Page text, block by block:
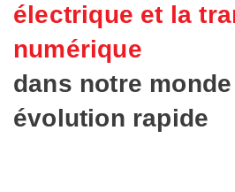
électrique et la
numérique
dans notre
évolution rapide